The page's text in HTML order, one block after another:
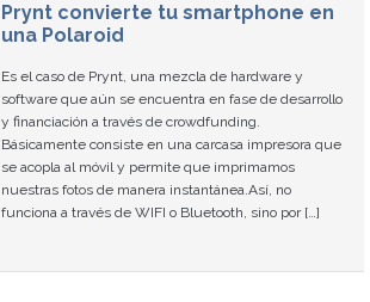
Prynt convierte tu smartphone en
una Polaroid
Es el caso de Prynt, una mezcla de hardware y
software que aún se encuentra en fase de desarrollo
y financiación a través de crowdfunding.
Básicamente consiste en una carcasa impresora que
se acopla al móvil y permite que imprimamos
nuestras fotos de manera instantánea.Así, no
funciona a través de WIFI o Bluetooth, sino por […]